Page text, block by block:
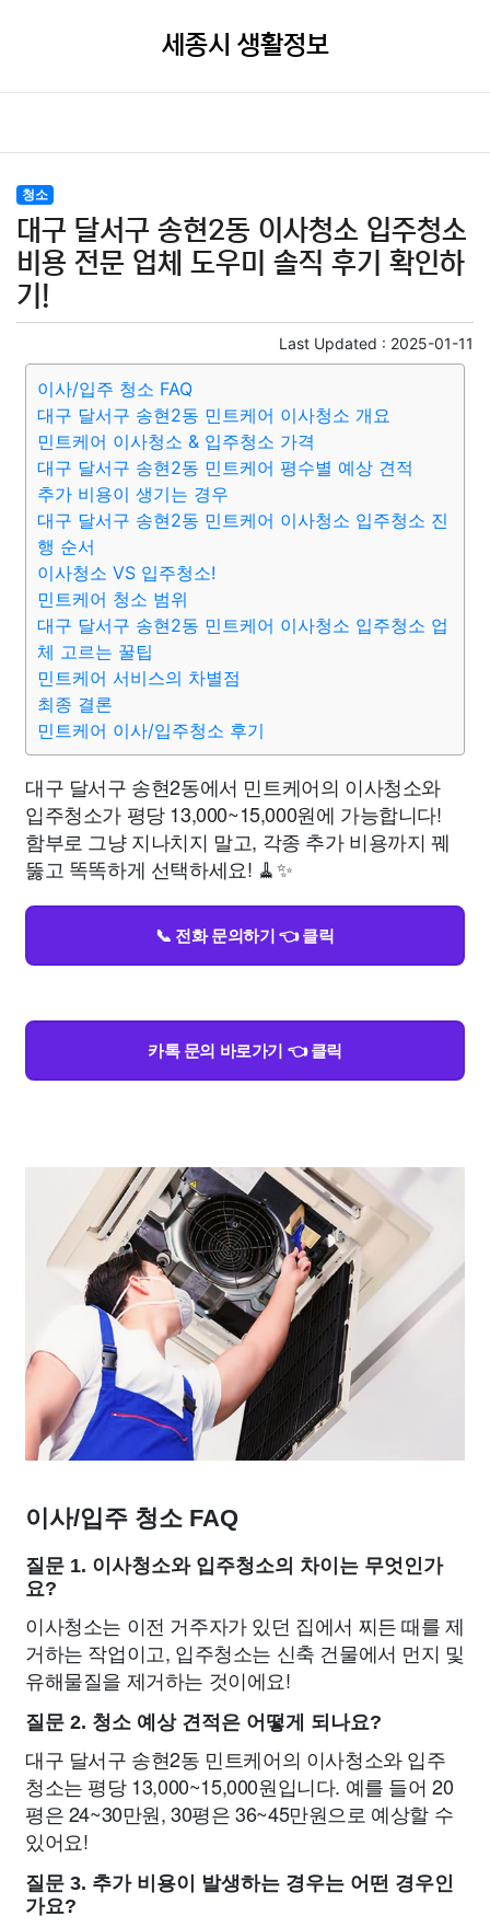
세종시 생활정보
청소
대구 달서구 송현2동 이사청소 입주청소
비용 전문 업체 도우미 솔직 후기 확인하
기!
Last Updated : 2025-01-11
이사/입주 청소 FAQ
대구 달서구 송현2동 민트케어 이사청소 개요
민트케어 이사청소 & 입주청소 가격
대구 달서구 송현2동 민트케어 평수별 예상 견적
추가 비용이 생기는 경우
대구 달서구 송현2동 민트케어 이사청소 입주청소 진
행 순서
이사청소 VS 입주청소!
민트케어 청소 범위
대구 달서구 송현2동 민트케어 이사청소 입주청소 업
체 고르는 꿀팁
민트케어 서비스의 차별점
최종 결론
민트케어 이사/입주청소 후기
대구 달서구 송현2동에서 민트케어의 이사청소와
입주청소가 평당 13,000~15,000원에 가능합니다!
함부로 그냥 지나치지 말고, 각종 추가 비용까지 꿰
뚫고 똑똑하게 선택하세요! 🧹✨
📞 전화 문의하기 👈 클릭
카톡 문의 바로가기 👈 클릭
이사/입주 청소 FAQ
질문 1. 이사청소와 입주청소의 차이는 무엇인가
요?
이사청소는 이전 거주자가 있던 집에서 찌든 때를 제
거하는 작업이고, 입주청소는 신축 건물에서 먼지 및
유해물질을 제거하는 것이에요!
질문 2. 청소 예상 견적은 어떻게 되나요?
대구 달서구 송현2동 민트케어의 이사청소와 입주
청소는 평당 13,000~15,000원입니다. 예를 들어 20
평은 24~30만원, 30평은 36~45만원으로 예상할 수
있어요!
질문 3. 추가 비용이 발생하는 경우는 어떤 경우인
가요?